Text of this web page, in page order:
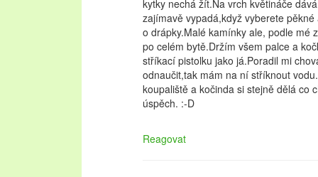
kytky nechá žít.Na vrch květináče
zajímavě vypadá,když vyberete
o drápky.Malé kamínky ale, podle mé
po celém bytě.Držím všem palce a
stříkací pistolku jako já.Poradil mi
odnaučit,tak mám na ní stříknout
koupaliště a kočinda si stejně dělá co
úspěch. :-D
Reagovat